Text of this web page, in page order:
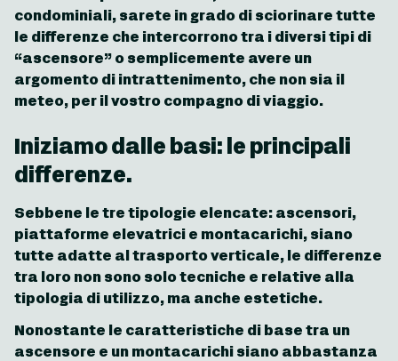
condominiali, sarete in grado di sciorinare tutte
le differenze che intercorrono tra i diversi tipi di
“ascensore” o semplicemente avere un
argomento di intrattenimento, che non sia il
meteo, per il vostro compagno di viaggio.
Iniziamo dalle basi: le principali
differenze.
Sebbene le tre tipologie elencate: ascensori,
piattaforme elevatrici e montacarichi, siano
tutte adatte al trasporto verticale, le differenze
tra loro non sono solo tecniche e relative alla
tipologia di utilizzo, ma anche estetiche.
Nonostante le caratteristiche di base tra un
ascensore e un montacarichi siano abbastanza